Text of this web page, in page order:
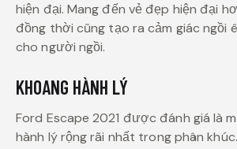
hiện đại. Mang đến vẻ đẹp hiện đại
đồng thời cũng tạo ra cảm giác ngồi
cho người ngồi.
KHOANG HÀNH LÝ
Ford Escape 2021 được đánh giá là
hành lý rộng rãi nhất trong phân